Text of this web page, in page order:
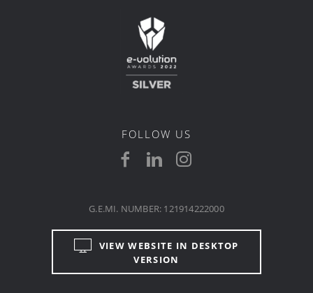
FOLLOW US
VIEW WEBSITE IN DESKTOP
VERSION
G.E.MI. NUMBER: 121914222000